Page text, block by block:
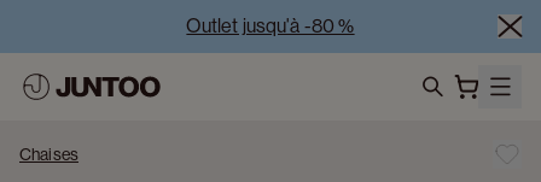
Outlet jusqu'à -80 %
Chaises